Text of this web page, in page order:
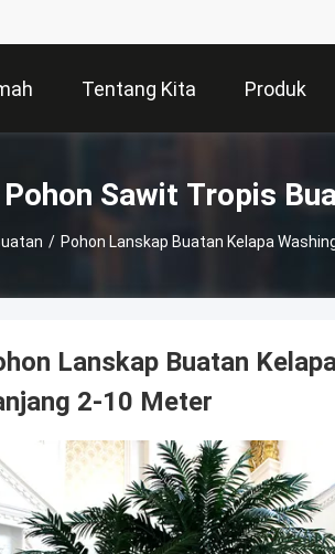
Tentang Kita Produk
Pohon Sawit Tropis
/ Pohon Lanskap Buatan Kelapa
Lanskap Buatan
2-10 Meter